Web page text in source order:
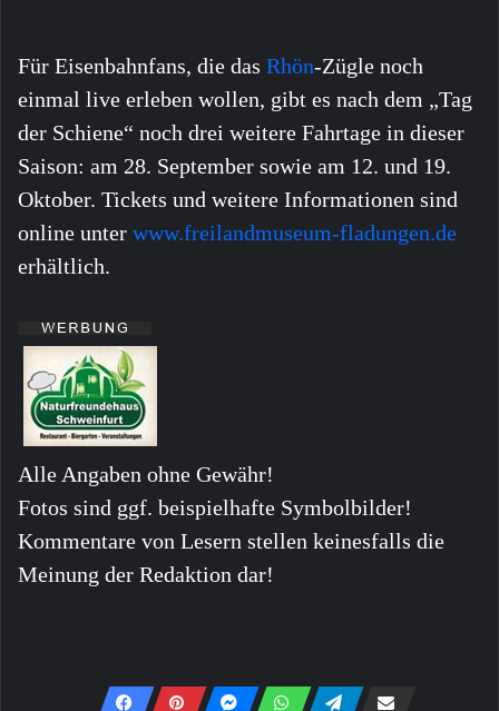
Für Eisenbahnfans, die das Rhön-Zügle noch
einmal live erleben wollen, gibt es nach dem „Tag
der Schiene“ noch drei weitere Fahrtage in dieser
Saison: am 28. September sowie am 12. und 19.
Oktober. Tickets und weitere Informationen sind
online unter www.freilandmuseum-fladungen.de
erhältlich.
Alle Angaben ohne Gewähr!
Fotos sind ggf. beispielhafte Symbolbilder!
Kommentare von Lesern stellen keinesfalls die
Meinung der Redaktion dar!